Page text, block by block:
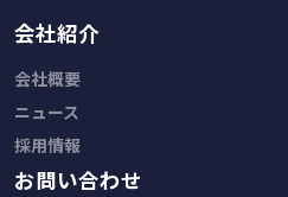
会社紹介
会社概要
ニュース
採用情報
お問い合わせ